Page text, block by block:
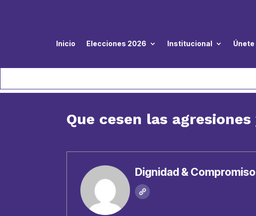
Inicio Elecciones 2026 Institucional Únete
Que cesen las
Dignidad & Compromiso